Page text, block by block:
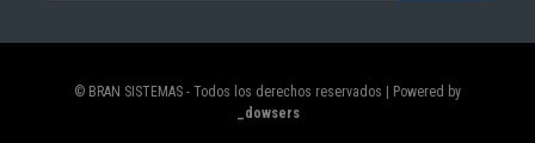
© BRAN SISTEMAS - Todos los derechos reservados | Powered by
_dowsers